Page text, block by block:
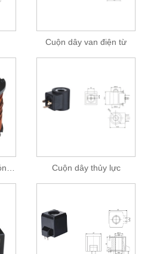
Cuộn dây van điện từ
Cuộn dây thủy lực